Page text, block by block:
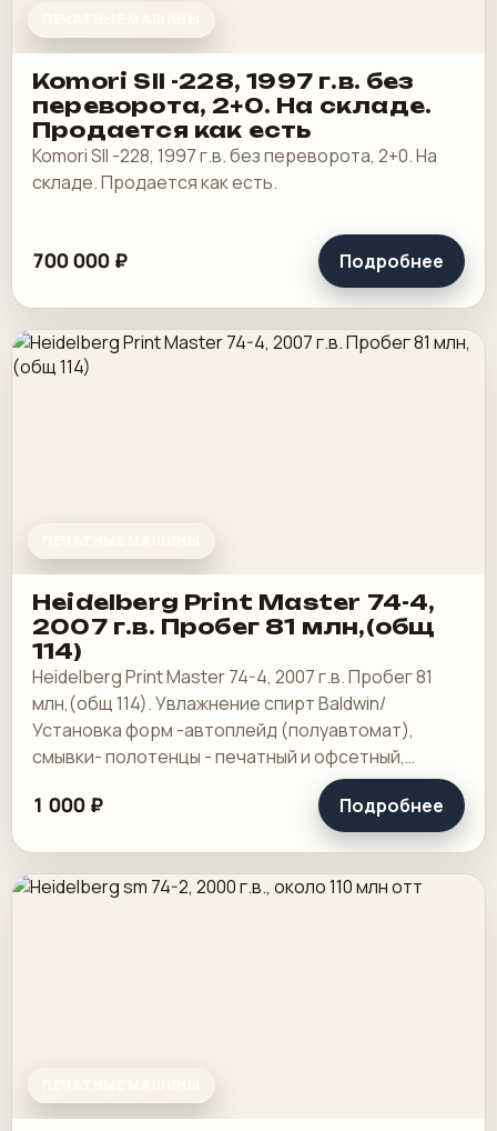
Komori SII -228, 1997 г.в. без
переворота, 2+0. На складе.
Продается как есть
Komori SII -228, 1997 г.в. без переворота, 2+0. На
складе. Продается как есть.
700 000 ₽ Подробнее
Heidelberg Print Master 74-4,
2007 г.в. Пробег 81 млн,(общ
114)
Heidelberg Print Master 74-4, 2007 г.в. Пробег 81
млн,(общ 114). Увлажнение спирт Baldwin/
Установка форм -автоплейд (полуавтомат),
смывки- полотенцы - печатный и офсетный,
выносной пульт ClassicCenter -PM74 - краски и.
1 000 ₽ Подробнее